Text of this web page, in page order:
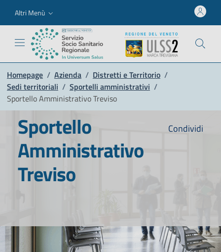
Altri Menù
Homepage / Azienda / Distretti e Territorio /
Sedi territoriali / Sportelli amministrativi /
Sportello Amministrativo Treviso
Condividi
Sportello
Amministrativo
Treviso